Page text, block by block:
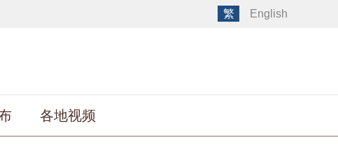
English
繁
各地视频